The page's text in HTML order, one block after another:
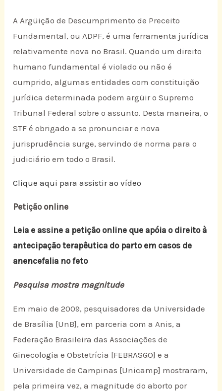
A Argüição de Descumprimento de Preceito
Fundamental, ou ADPF, é uma ferramenta jurídica
relativamente nova no Brasil. Quando um direito
humano fundamental é violado ou não é
cumprido, algumas entidades com constituição
jurídica determinada podem argüir o Supremo
Tribunal Federal sobre o assunto. Desta maneira, o
STF é obrigado a se pronunciar e nova
jurisprudência surge, servindo de norma para o
judiciário em todo o Brasil.
Clique aqui para assistir ao vídeo
Petição online
Leia e assine a petição online que apóia o direito à
antecipação terapêutica do parto em casos de
anencefalia no feto
Pesquisa mostra magnitude
Em maio de 2009, pesquisadores da Universidade
de Brasília [UnB], em parceria com a Anis, a
Federação Brasileira das Associações de
Ginecologia e Obstetrícia [FEBRASGO] e a
Universidade de Campinas [Unicamp] mostraram,
pela primeira vez, a magnitude do aborto por